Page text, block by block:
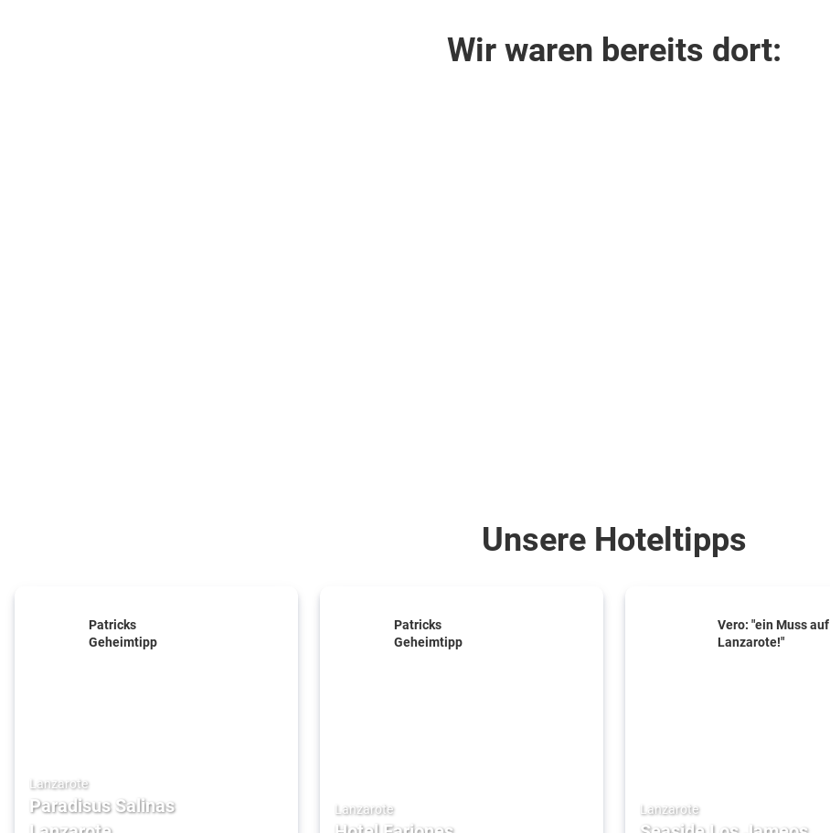
Wir waren bereits dort:
Unsere Hoteltipps
Patricks
Geheimtipp
Lanzarote
Paradisus Salinas
Patricks
Geheimtipp
Lanzarote
Vero: "ein Muss auf
Lanzarote!"
Lanzarote